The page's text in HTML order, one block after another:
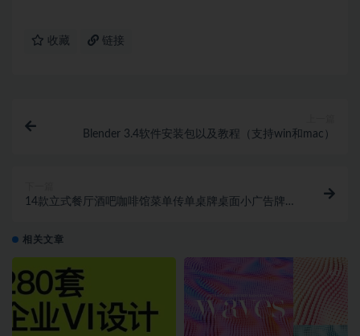
收藏 链接
Blender 3.4软件安装包以及教程（支持win和mac）
14款立式餐厅酒吧咖啡馆菜单传单桌牌桌面小广告牌样
相关文章